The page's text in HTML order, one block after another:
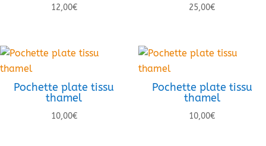
12,00€ 25,00€
Pochette plate tissu
thamel
10,00€
Pochette plate tissu
thamel
10,00€